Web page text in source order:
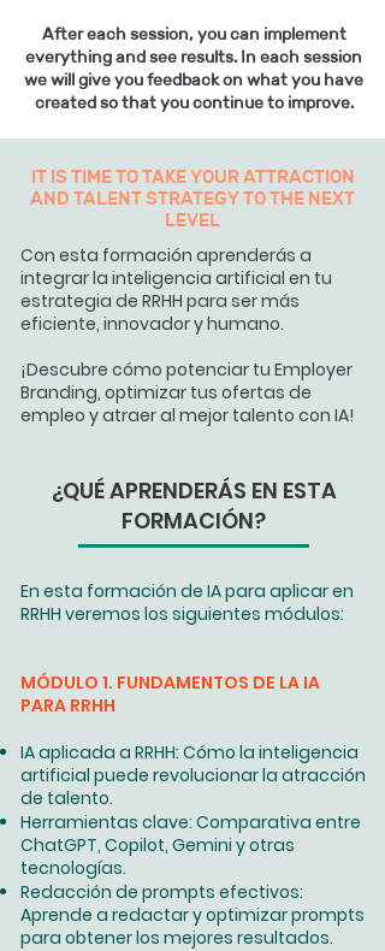
After each session, you can implement
everything and see results. In each session
we will give you feedback on what you have
created so that you continue to improve.
IT IS TIME TO TAKE YOUR ATTRACTION
AND TALENT STRATEGY TO THE NEXT
LEVEL
Con esta formación aprenderás a
integrar la inteligencia artificial en tu
estrategia de RRHH para ser más
eficiente, innovador y humano.
¡Descubre cómo potenciar tu Employer
Branding, optimizar tus ofertas de
empleo y atraer al mejor talento con IA!
¿QUÉ APRENDERÁS EN ESTA
FORMACIÓN?
En esta formación de IA para aplicar en
RRHH veremos los siguientes módulos:
MÓDULO 1. FUNDAMENTOS DE LA IA
PARA RRHH
IA aplicada a RRHH: Cómo la inteligencia
artificial puede revolucionar la atracción
de talento.
Herramientas clave: Comparativa entre
ChatGPT, Copilot, Gemini y otras
tecnologías.
Redacción de prompts efectivos:
Aprende a redactar y optimizar prompts
para obtener los mejores resultados.​